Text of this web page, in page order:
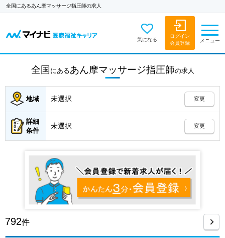
全国にあるあん摩マッサージ指圧師の求人
気になる
ログイン
会員登録
メニュー
全国 にあるあん摩マッサージ指圧師の求人
地域 未選択 変更
詳細
条件
未選択 変更
792件